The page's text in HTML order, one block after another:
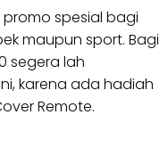
promo spesial bagi
maupun sport. Bagi
segera lah
karena ada hadiah
Remote.